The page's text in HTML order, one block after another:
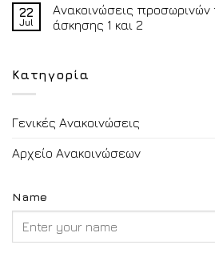
22
Jul
Ανακοινώσεις προσωρινών
άσκησης 1 και 2
Κατηγορία
Γενικές Ανακοινώσεις
Αρχείο Ανακοινώσεων
Name